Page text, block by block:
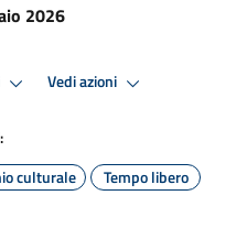
2026
Vedi azioni
culturale
Tempo libero